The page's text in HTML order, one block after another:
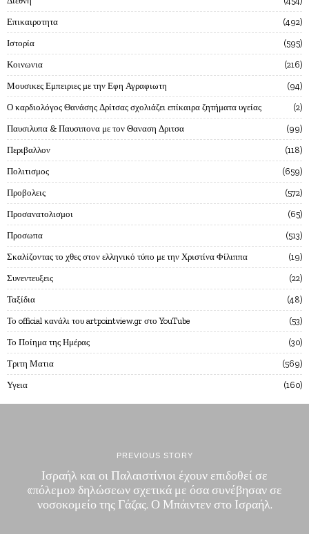
Επικαιροτητα 492
Ιστορία 595
Κοινωνια 216
Μουσικες Εμπειριες με την Εφη Αγραφιωτη 94
Ο καρδιολόγος Θανάσης Δρίτσας σχολιάζει επίκαιρα ζητήματα υγείας 2
Παυσιλυπα & Παυσιπονα με τον Θαναση Δριτσα 99
Περιβαλλον 118
Πολιτισμος 659
Προβολεις 572
Προσανατολισμοι 65
Προσωπα 513
Σκαλίζοντας το χθες στον ελληνικό τύπο με την Χριστίνα Φίλιππα 19
Συνεντευξεις 22
Ταξίδια 48
Το official κανάλι του artpointview.gr στο YouTube 53
Το Ποίημα της Ημέρας 30
Τριτη Ματια 569
Υγεια 160
PREVIOUS STORY
Ισραήλ και οι Παλαιστίνιοι έχουν επιδοθεί σε
«πόλεμο» δηλώσεων σχετικά με όσα συνέβησαν σε
νοσοκομείο της Γάζας. Ο Μπάιντεν στο Ισραήλ.